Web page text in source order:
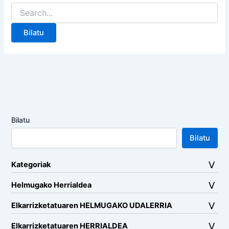
Search
for:
Bilatu
Bilatu
Kategoriak
Helmugako Herrialdea
Elkarrizketatuaren HELMUGAKO UDALERRIA
Elkarrizketatuaren HERRIALDEA